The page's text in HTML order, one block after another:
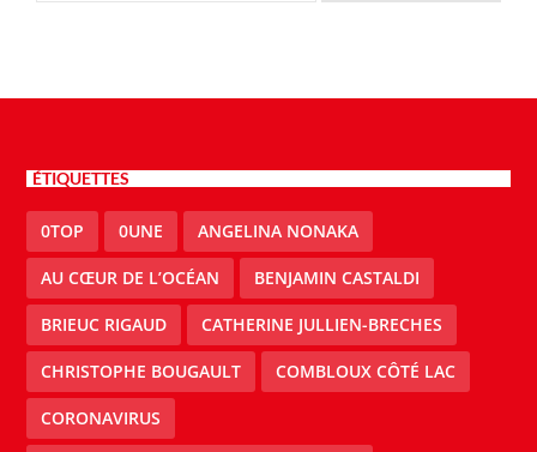
ÉTIQUETTES
0TOP 0UNE ANGELINA NONAKA
AU CŒUR DE L’OCÉAN BENJAMIN CASTALDI
BRIEUC RIGAUD CATHERINE JULLIEN-BRECHES
CHRISTOPHE BOUGAULT COMBLOUX CÔTÉ LAC
CORONAVIRUS